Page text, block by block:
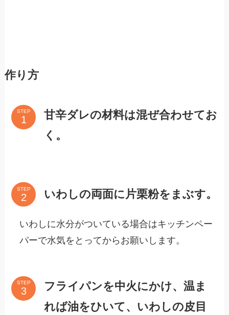
作り方
STEP
甘辛ダレの材料は混ぜ合わせてお
く。
STEP いわしの両面に片栗粉をまぶす。
いわしに水分がついている場合はキッチンペー
パーで水気をとってからお願いします。
STEP
フライパンを中火にかけ、温ま
れば油をひいて、いわしの皮目